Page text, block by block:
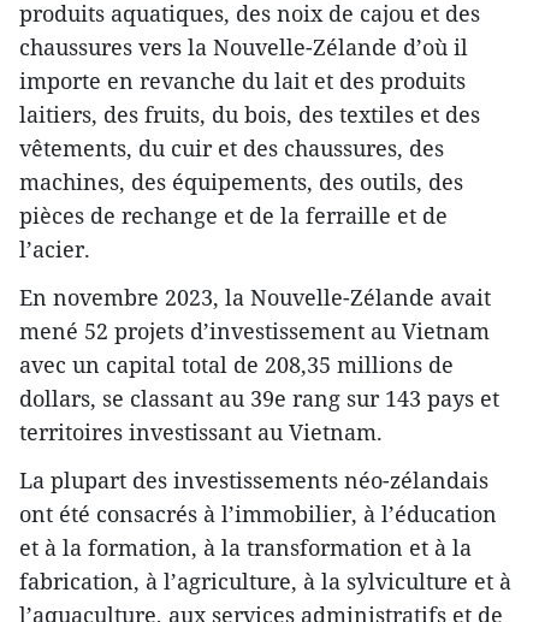
produits aquatiques, des noix de cajou et des
chaussures vers la Nouvelle-Zélande d’où il
importe en revanche du lait et des produits
laitiers, des fruits, du bois, des textiles et des
vêtements, du cuir et des chaussures, des
machines, des équipements, des outils, des
pièces de rechange et de la ferraille et de
l’acier.
En novembre 2023, la Nouvelle-Zélande avait
mené 52 projets d’investissement au Vietnam
avec un capital total de 208,35 millions de
dollars, se classant au 39e rang sur 143 pays et
territoires investissant au Vietnam.
La plupart des investissements néo-zélandais
ont été consacrés à l’immobilier, à l’éducation
et à la formation, à la transformation et à la
fabrication, à l’agriculture, à la sylviculture et à
l’aquaculture, aux services administratifs et de